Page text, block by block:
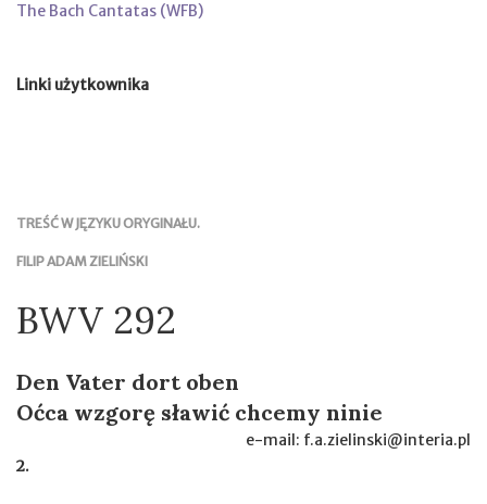
The Bach Cantatas (WFB)
Linki użytkownika
TREŚĆ W JĘZYKU ORYGINAŁU.
FILIP ADAM ZIELIŃSKI
BWV 292
Den Vater dort oben
Oćca wzgorę sławić chcemy ninie
e-mail: f.a.zielinski@interia.pl
2.